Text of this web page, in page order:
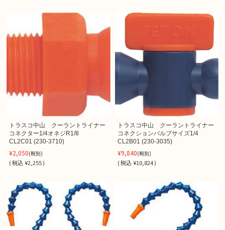
トラスコ中山 クーラントライナー
コネクター1/4オネジR1/8
CL2C01 (230-3710)
¥2,050(税別)
(税込¥2,255 )
トラスコ中山 クーラントライナー
コネクションバルブサイズ1/4
CL2B01 (230-3035)
¥9,840(税別)
(税込 ¥10,824 )